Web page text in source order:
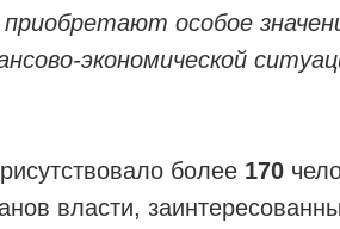
особое
экономической
более 170
власти,